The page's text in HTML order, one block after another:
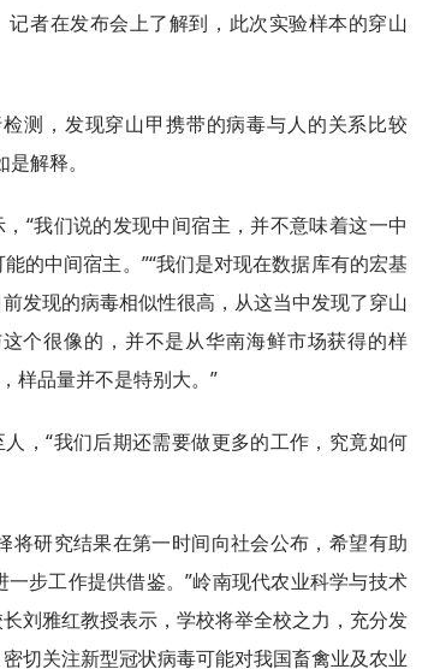
者在发布会上了解到，此次实验样本的穿山
测，发现穿山甲携带的病毒与人的关系比较
解释。
“我们说的发现中间宿主，并不意味着这一中
的中间宿主。”“我们是对现在数据库有的宏基
发现的病毒相似性很高，从这当中发现了穿山
个很像的，并不是从华南海鲜市场获得的样
样品量并不是特别大。”
，“我们后期还需要做更多的工作，究竟如何
将研究结果在第一时间向社会公布，希望有助
步工作提供借鉴。”岭南现代农业科学与技术
刘雅红教授表示，学校将举全校之力，充分发
切关注新型冠状病毒可能对我国畜禽业及农业